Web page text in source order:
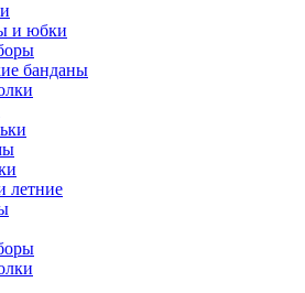
и юбки
банданы
летние